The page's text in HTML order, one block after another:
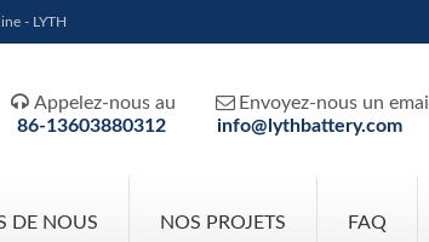
- LYTH
 Appelez-nous au
86-13603880312
 Envoyez-nous un email
info@lythbattery.com
DE NOUS NOS PROJETS FAQ